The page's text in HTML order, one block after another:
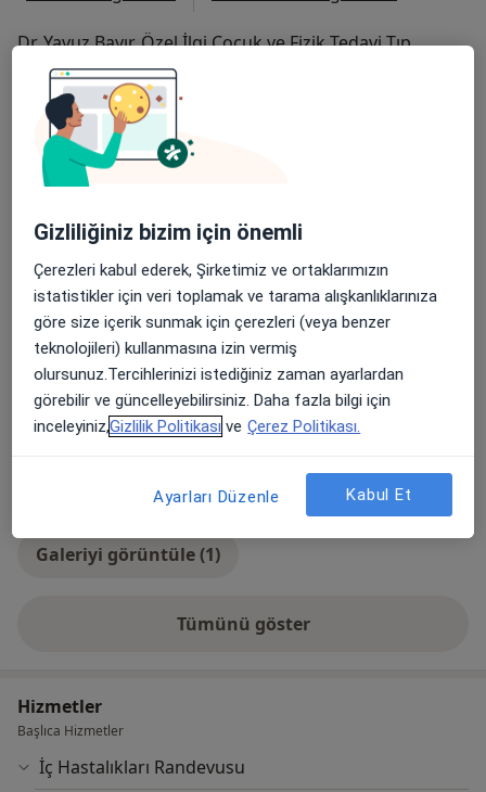
Dr. Yavuz Bayır, Özel İlgi Çocuk ve Fizik Tedavi Tıp
Merkezi'nde İç Hastalıkları branşında hastalarına
sağlık hizmeti vermektedir.
Başlıca İlgi Alanları
Yüksek Tansiyon (Hipertansiyon)
Mide Hastalıkları
Tiroid Guatr
Konsültasyon türleri
Yüz yüze Konumları görüntüle (1)
Fotoğraflar ve videolar
Galeriyi görüntüle (1)
Tümünü gösterdeneyim hakkında
Hizmetler
Başlıca Hizmetler
İç Hastalıkları Randevusu
Gizliliğiniz bizim için önemli
Çerezleri kabul ederek, Şirketimiz ve ortaklarımızın
istatistikler için veri toplamak ve tarama alışkanlıklarınıza
göre size içerik sunmak için çerezleri (veya benzer
teknolojileri) kullanmasına izin vermiş
olursunuz.Tercihlerinizi istediğiniz zaman ayarlardan
görebilir ve güncelleyebilirsiniz. Daha fazla bilgi için
inceleyiniz,Gizlilik Politikası ve Çerez Politikası.
Ayarları Düzenle Kabul Et